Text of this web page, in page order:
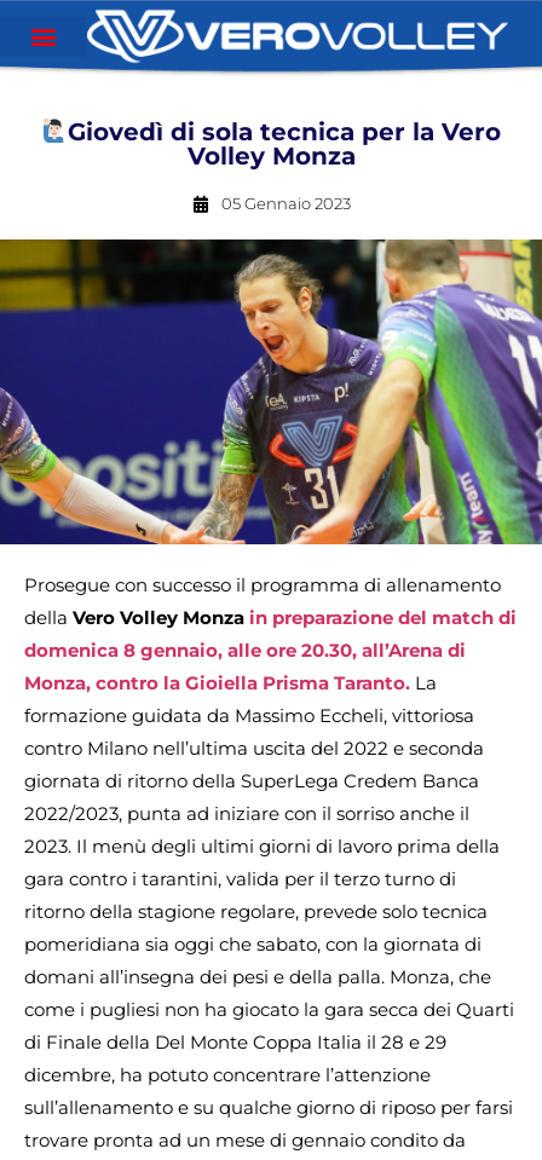
Giovedì di sola tecnica per la Vero
Volley Monza
05 Gennaio 2023
Prosegue con successo il programma di allenamento
della Vero Volley Monza in preparazione del match di
domenica 8 gennaio, alle ore 20.30, all’Arena di
Monza, contro la Gioiella Prisma Taranto. La
formazione guidata da Massimo Eccheli, vittoriosa
contro Milano nell’ultima uscita del 2022 e seconda
giornata di ritorno della SuperLega Credem Banca
2022/2023, punta ad iniziare con il sorriso anche il
2023. Il menù degli ultimi giorni di lavoro prima della
gara contro i tarantini, valida per il terzo turno di
ritorno della stagione regolare, prevede solo tecnica
pomeridiana sia oggi che sabato, con la giornata di
domani all’insegna dei pesi e della palla. Monza, che
come i pugliesi non ha giocato la gara secca dei Quarti
di Finale della Del Monte Coppa Italia il 28 e 29
dicembre, ha potuto concentrare l’attenzione
sull’allenamento e su qualche giorno di riposo per farsi
trovare pronta ad un mese di gennaio condito da